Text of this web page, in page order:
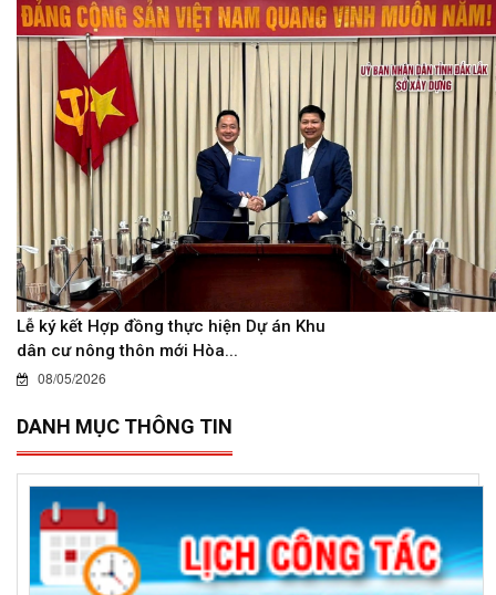
Lễ ký kết Hợp đồng thực hiện Dự án Khu
dân cư nông thôn mới Hòa...
08/05/2026
DANH MỤC THÔNG TIN